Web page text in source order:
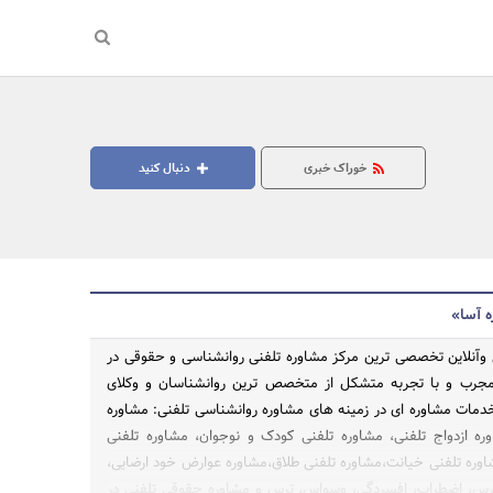
دنبال کنید خوراک خبری
آسا»
وآنلاین تخصصی ترین مرکز مشاوره تلفنی روانشناسی و حقوقی در
مجرب و با تجربه متشکل از متخصص ترین روانشناسان و وکلای
خدمات مشاوره ای در زمینه های مشاوره روانشناسی تلفنی: مشاوره
ازدواج تلفنی، مشاوره تلفنی کودک و نوجوان، مشاوره تلفنی
تلفنی خیانت،مشاوره تلفنی طلاق،مشاوره عوارض خود ارضایی،